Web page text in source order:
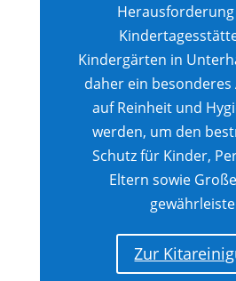
Kindergärten in
daher ein
auf Reinheit und
werden, um den
Schutz für Kinder,
Eltern sowie
Zur